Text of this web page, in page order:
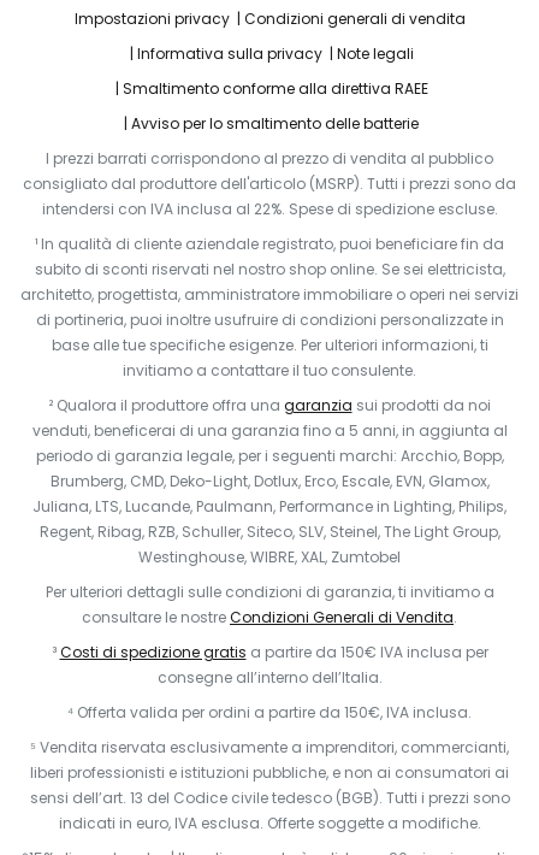
Impostazioni privacy
Condizioni generali di vendita
Informativa sulla privacy
Note legali
Smaltimento conforme alla direttiva RAEE
Avviso per lo smaltimento delle batterie
I prezzi barrati corrispondono al prezzo di vendita al pubblico
consigliato dal produttore dell'articolo (MSRP). Tutti i prezzi sono da
intendersi con IVA inclusa al 22%. Spese di spedizione escluse.
¹ In qualità di cliente aziendale registrato, puoi beneficiare fin da
subito di sconti riservati nel nostro shop online. Se sei elettricista,
architetto, progettista, amministratore immobiliare o operi nei servizi
di portineria, puoi inoltre usufruire di condizioni personalizzate in
base alle tue specifiche esigenze. Per ulteriori informazioni, ti
invitiamo a contattare il tuo consulente.
² Qualora il produttore offra una garanzia sui prodotti da noi
venduti, beneficerai di una garanzia fino a 5 anni, in aggiunta al
periodo di garanzia legale, per i seguenti marchi: Arcchio, Bopp,
Brumberg, CMD, Deko-Light, Dotlux, Erco, Escale, EVN, Glamox,
Juliana, LTS, Lucande, Paulmann, Performance in Lighting, Philips,
Regent, Ribag, RZB, Schuller, Siteco, SLV, Steinel, The Light Group,
Westinghouse, WIBRE, XAL, Zumtobel
Per ulteriori dettagli sulle condizioni di garanzia, ti invitiamo a
consultare le nostreCondizioni Generali di Vendita.
³Costi di spedizione gratis a partire da 150€ IVA inclusa per
consegne all’interno dell’Italia.
⁴ Offerta valida per ordini a partire da 150€, IVA inclusa.
⁵ Vendita riservata esclusivamente a imprenditori, commercianti,
liberi professionisti e istituzioni pubbliche, e non ai consumatori ai
sensi dell’art. 13 del Codice civile tedesco (BGB). Tutti i prezzi sono
indicati in euro, IVA esclusa. Offerte soggette a modifiche.